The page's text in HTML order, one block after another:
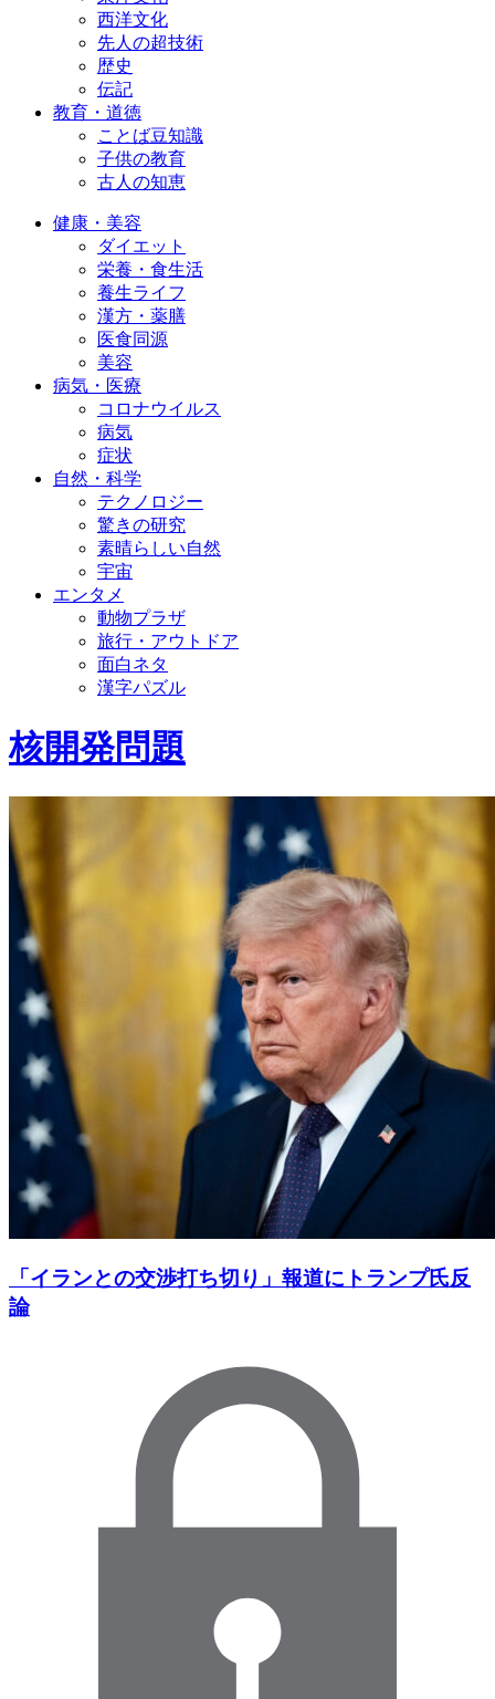
西洋文化
先人の超技術
歴史
伝記
教育・道徳
ことば豆知識
子供の教育
古人の知恵
健康・美容
ダイエット
栄養・食生活
養生ライフ
漢方・薬膳
医食同源
美容
病気・医療
コロナウイルス
病気
症状
自然・科学
テクノロジー
驚きの研究
素晴らしい自然
宇宙
エンタメ
動物プラザ
旅行・アウトドア
面白ネタ
漢字パズル
核開発問題
「イランとの交渉打ち切り」報道にトランプ氏反
論